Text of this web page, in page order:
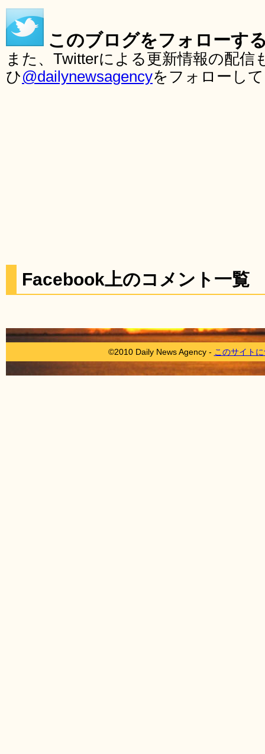
このブログをフォローす
また、Twitterによる更新情報の配
ひ@dailynewsagencyをフォローし
Facebook上のコメント一覧
©2010 Daily News Agency - このサイト